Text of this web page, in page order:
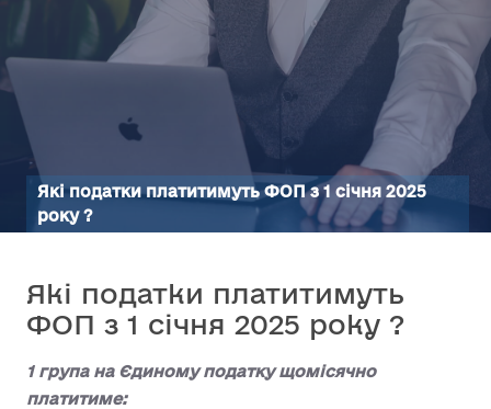
Які податки платитимуть ФОП з 1 січня 2025
року ?
Які податки платитимуть
ФОП з 1 січня 2025 року ?
1 група на Єдиному податку щомісячно
платитиме: